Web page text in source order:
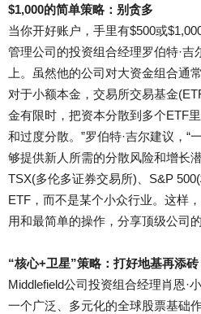
$1,000的简单策略：别贪多
当你开好账户，手里有$500或
管理公司的投资组合经理罗伯特·吉
上。虽然他的公司对大资金组合通
对于小额本金，交易所交易基金
金有限时，把资本分散到多个ETF
和过度分散。”罗伯特·吉尔建议，“
够提供新人所需的分散风险和增长
TSX(多伦多证券交易所)、S&P
ETF，而不是某个小众行业。这样
用和最简单的操作，分享顶级公司的
“核心+卫星”策略：打好地基再添砖
Middlefield公司投资组合经理肖恩·
一个广泛、多元化的全球股票基础